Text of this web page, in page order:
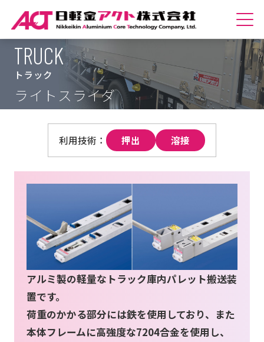
お問い合わせ
ホームへ
会社紹介
商品紹介
技術紹介
サステナビリティ
TRUCK
トラック
ライトスライダ
押出 溶接
アルミ製の軽量なトラック庫内パレット搬送装
置です。
荷重のかかる部分には鉄を使用しており、また
本体フレームに高強度な7204合金を使用し、